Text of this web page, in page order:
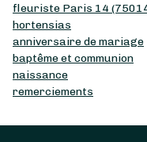
fleuriste Paris 14
hortensias
anniversaire de mariage
baptême et communion
naissance
remerciements